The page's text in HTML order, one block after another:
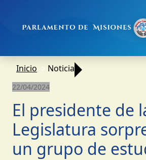
Inicio Noticia
22/04/2024
El presidente de
Legislatura
un grupo de